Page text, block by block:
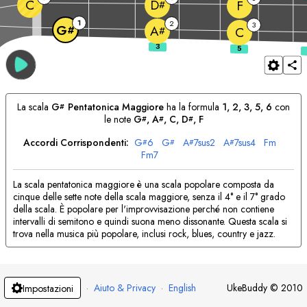
G# 1 A# 2 C 3
C D# F
La scala G# Pentatonica Maggioreha la formula 1, 2, 3, 5, 6 con
le note G#, A#, C, D#, F
Accordi Corrispondenti: G#6 G# A#7sus2 A#7sus4 Fm
Fm7
La scala pentatonica maggiore è una scala popolare composta da
cinque delle sette note della scala maggiore, senza il 4° e il 7° grado
della scala. È popolare per l'improvvisazione perché non contiene
intervalli di semitono e quindi suona meno dissonante. Questa scala si
trova nella musica più popolare, inclusi rock, blues, country e jazz.
Impostazioni · Aiuto & Privacy · English UkeBuddy © 2010